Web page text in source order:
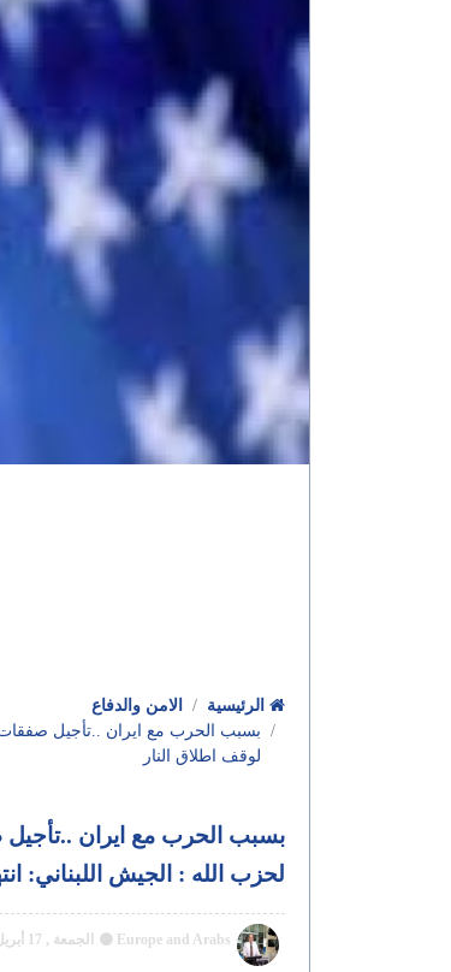
الامن والدفاع
بسبب الحرب مع ايران ..تأجيل صفقات
لوقف اطلاق النار
بسبب الحرب مع ايران
لحزب الله : الجيش اللبناني:
Europe and Arabs الجمعة , 17 أبريل 2026 5:10 ص GMT